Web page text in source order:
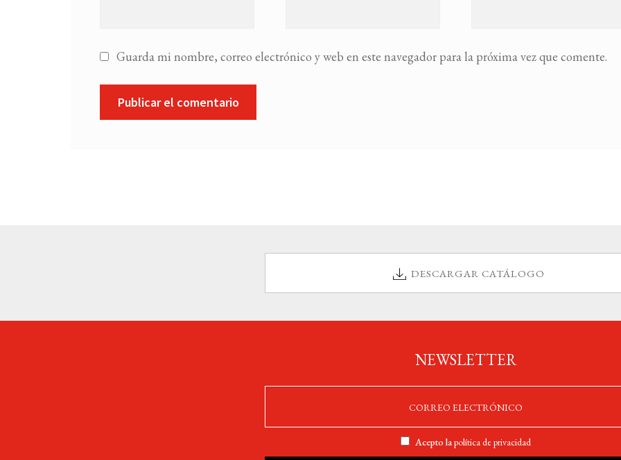
Guarda mi nombre, correo electrónico y web en este navegador para la próxima vez que comente.
DESCARGAR CATÁLOGO
NEWSLETTER
Acepto lapolítica de privacidad